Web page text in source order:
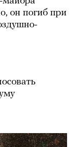
он погиб при